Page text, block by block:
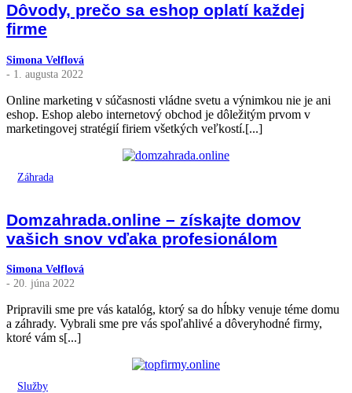
Dôvody, prečo sa eshop oplatí každej
firme
Simona Velflová
- 1. augusta 2022
Online marketing v súčasnosti vládne svetu a výnimkou nie je ani
eshop. Eshop alebo internetový obchod je dôležitým prvom v
marketingovej stratégií firiem všetkých veľkostí.[...]
Záhrada
Domzahrada.online – získajte domov
vašich snov vďaka profesionálom
Simona Velflová
- 20. júna 2022
Pripravili sme pre vás katalóg, ktorý sa do hĺbky venuje téme domu
a záhrady. Vybrali sme pre vás spoľahlivé a dôveryhodné firmy,
ktoré vám s[...]
Služby